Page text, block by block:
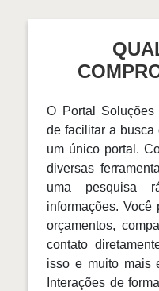
O Portal
de facilitar a busca
um único portal.
diversas
uma pesquisa
informações.
orçamentos,
contato
isso e muito mais
Interações de